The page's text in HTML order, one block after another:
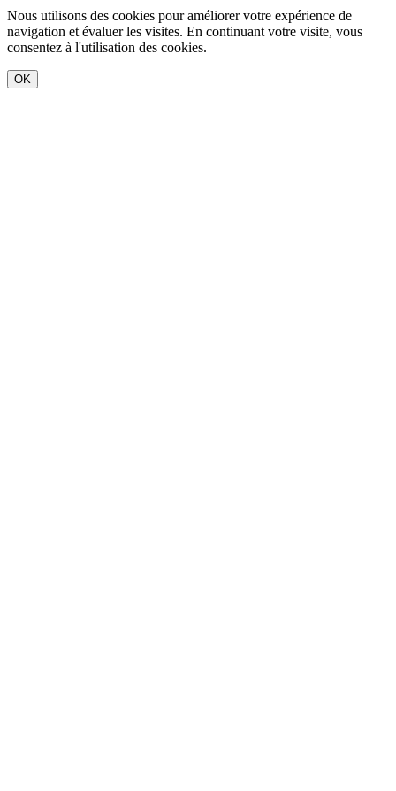
Nous utilisons des cookies pour améliorer votre expérience de
navigation et évaluer les visites. En continuant votre visite, vous
consentez à l'utilisation des cookies.
OK